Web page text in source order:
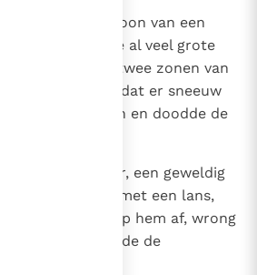
van Jojada, de zoon van een
uit Kabseel, die al veel grote
versloeg de twee zonen van
op een dag dat er sneeuw
een put zakken en doodde de
hij de Egyptenaar, een geweldig
was gewapend met een lans,
met een stok op hem af, wrong
de vuist en doodde de